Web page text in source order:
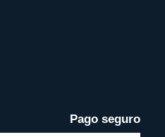
Pago seguro